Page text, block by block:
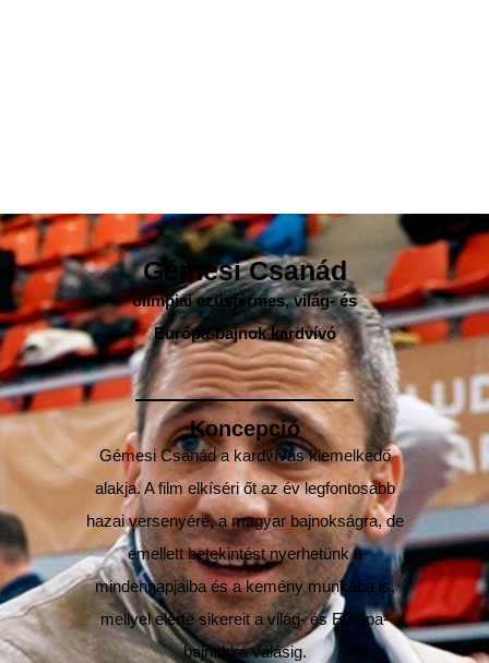
Gémesi Csanád
olimpiai ezüstérmes, világ- és
Európa-bajnok kardvívó
Koncepció
Gémesi Csanád a kardvívás kiemelkedő
alakja. A film elkíséri őt az év legfontosabb
hazai versenyére, a magyar bajnokságra, de
emellett betekintést nyerhetünk a
mindennapjaiba és a kemény munkába is,
mellyel elérte sikereit a világ- és Európa-
bajnokká válásig.